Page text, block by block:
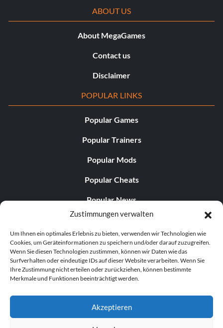
Zustimmungen verwalten
Um Ihnen ein optimales Erlebnis zu bieten, verwenden wir Technologien wie
Cookies, um Geräteinformationen zu speichern und/oder darauf zuzugreifen.
Wenn Sie diesen Technologien zustimmen, können wir Daten wie das
Surfverhalten oder eindeutige IDs auf dieser Website verarbeiten. Wenn Sie
Ihre Zustimmung nicht erteilen oder zurückziehen, können bestimmte
Merkmale und Funktionen beeinträchtigt werden.
Akzeptieren
ABOUT US
About MegaGames
Contact us
Disclaimer
POPULAR LINKS
Popular Games
Popular Trainers
Popular Mods
Popular Cheats
Popular News
Popular Editorials
Popular Free Games
LATEST UPDATES